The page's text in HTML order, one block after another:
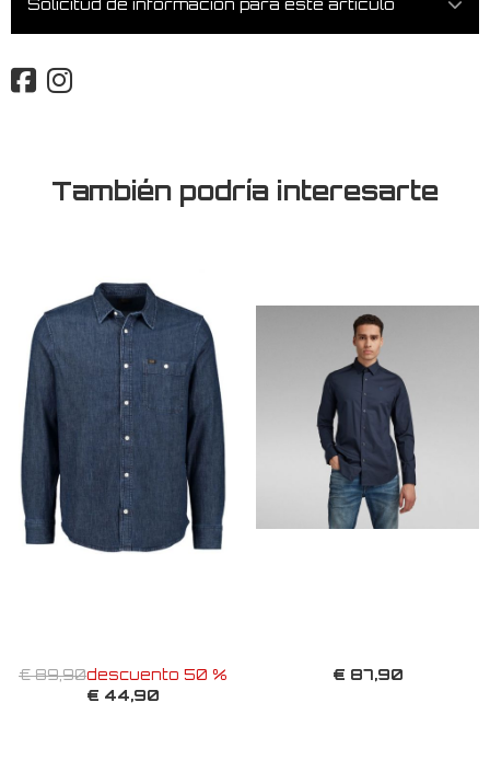
Solicitud de información para este artículo
También podría interesarte
€ 89,90descuento 50 %
€ 44,90
€ 87,90